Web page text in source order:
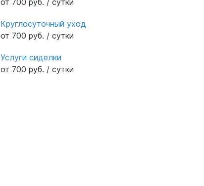
Круглосуточный уход
от 700 руб. / сутки
Услуги сиделки
от 700 руб. / сутки